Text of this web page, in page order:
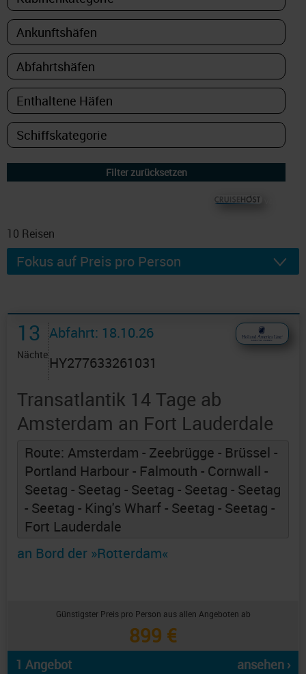
10 Reisen
13
Nächte
Abfahrt: 18.10.26
HY277633261031
Transatlantik 14 Tage ab
Amsterdam an Fort Lauderdale
Route: Amsterdam - Zeebrügge - Brüssel -
Portland Harbour - Falmouth - Cornwall -
Seetag - Seetag - Seetag - Seetag - Seetag
- Seetag - King's Wharf - Seetag - Seetag -
Fort Lauderdale
an Bord der »Rotterdam«
Günstigster Preis pro Person aus allen Angeboten ab
899 €
1 Angebot ansehen ›